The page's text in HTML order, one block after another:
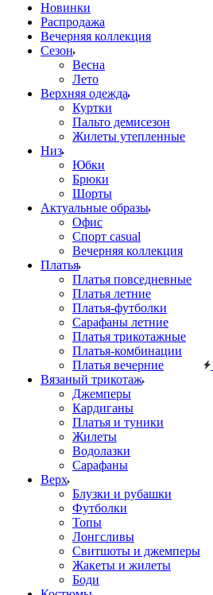
Новинки
Распродажа
Вечерняя коллекция
Сезон
Весна
Лето
Верхняя одежда
Куртки
Пальто демисезон
Жилеты утепленные
Низ
Юбки
Брюки
Шорты
Актуальные образы
Офис
Спорт casual
Вечерняя коллекция
Платья
Платья повседневные
Платья летние
Платья-футболки
Сарафаны летние
Платья трикотажные
Платья-комбинации
Платья вечерние
Вязаный трикотаж
Джемперы
Кардиганы
Платья и туники
Жилеты
Водолазки
Сарафаны
Верх
Блузки и рубашки
Футболки
Топы
Лонгсливы
Свитшоты и джемперы
Жакеты и жилеты
Боди